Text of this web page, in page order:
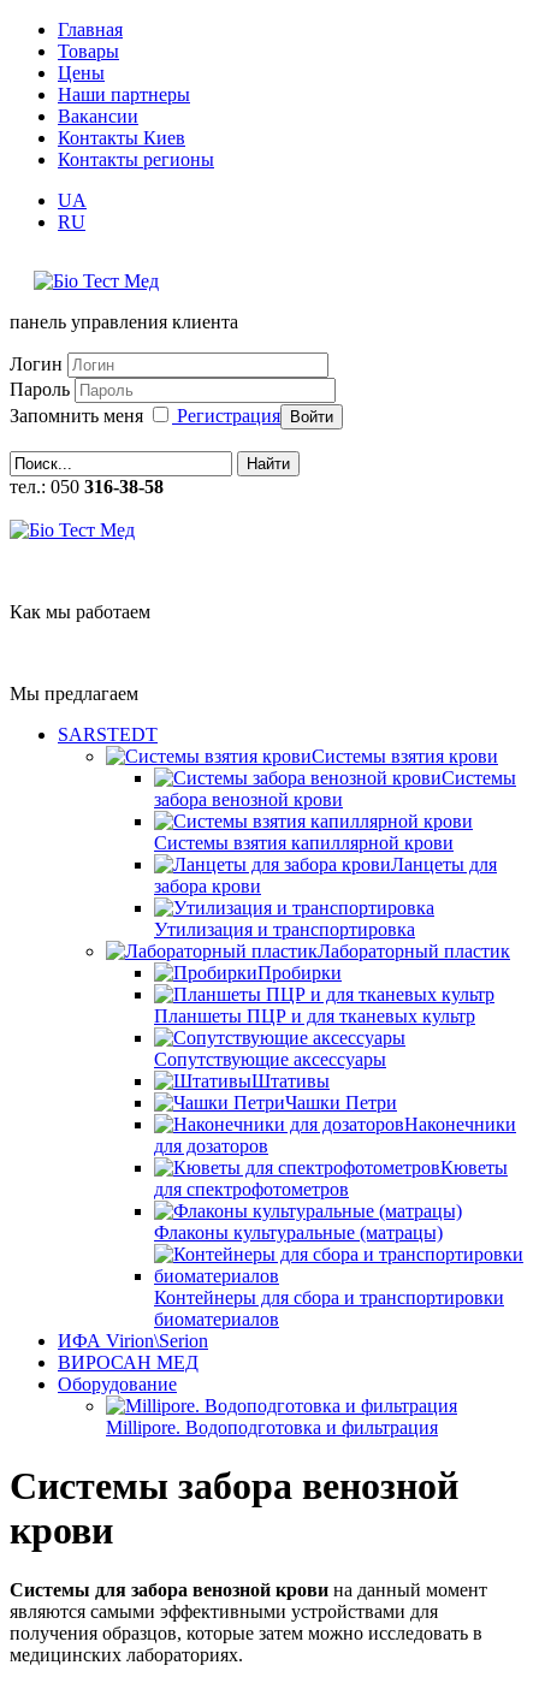
Главная
Товары
Цены
Наши партнеры
Вакансии
Контакты Киев
Контакты регионы
UA
RU
панель управления клиента
Логин
Пароль
Запомнить меня
Регистрация Войти
Найти
тел.: 050 316-38-58
Как мы работаем
Мы предлагаем
SARSTEDT
Системы взятия крови
Системы
забора венозной крови
Системы взятия капиллярной крови
Ланцеты для
забора крови
Утилизация и транспортировка
Лабораторный пластик
Пробирки
Планшеты ПЦР и для тканевых культр
Сопутствующие аксессуары
Штативы
Чашки Петри
Наконечники
для дозаторов
Кюветы
для спектрофотометров
Флаконы культуральные (матрацы)
Контейнеры для сбора и транспортировки
биоматериалов
ИФА Virion\Serion
ВИРОСАН МЕД
Оборудование
Millipore. Водоподготовка и фильтрация
Системы забора венозной
крови
Системы для забора венозной крови на данный момент
являются самыми эффективными устройствами для
получения образцов, которые затем можно исследовать в
медицинских лабораториях.